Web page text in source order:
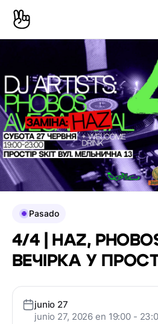
Pasado
4/4 | HAZ,
ВЕЧІРКА У
junio 27
junio 27, 2026 en 19:00 -